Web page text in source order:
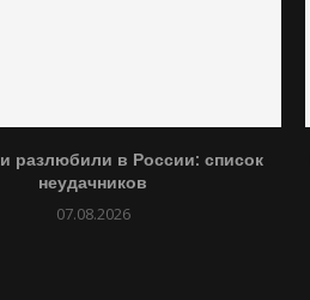
разлюбили в России: список
неудачников
07.08.2026